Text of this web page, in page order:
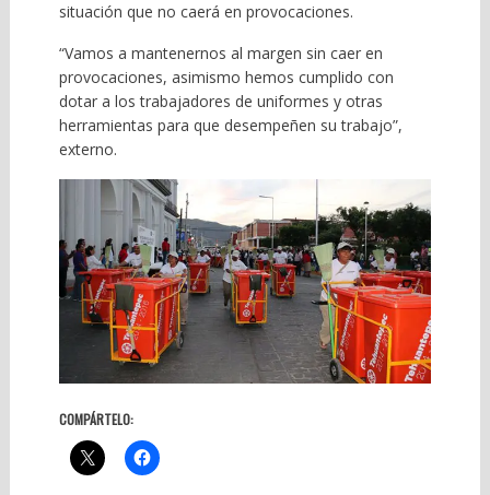
situación que no caerá en provocaciones.
“Vamos a mantenernos al margen sin caer en
provocaciones, asimismo hemos cumplido con
dotar a los trabajadores de uniformes y otras
herramientas para que desempeñen su trabajo”,
externo.
COMPÁRTELO: